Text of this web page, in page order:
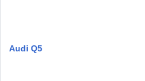
Audi Q5